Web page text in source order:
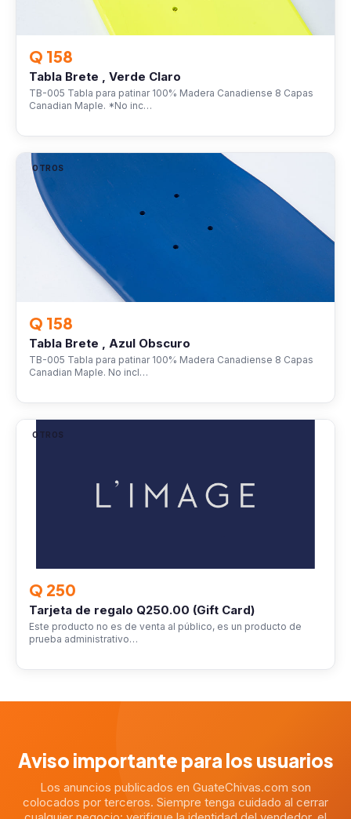
Q 158
Tabla Brete , Verde Claro
TB-005 Tabla para patinar 100% Madera Canadiense 8 Capas
Canadian Maple. *No inc…
OTROS
Q 158
Tabla Brete , Azul Obscuro
TB-005 Tabla para patinar 100% Madera Canadiense 8 Capas
Canadian Maple. No incl…
OTROS
Q 250
Tarjeta de regalo Q250.00 (Gift Card)
Este producto no es de venta al público, es un producto de
prueba administrativo…
Aviso importante para los usuarios
Los anuncios publicados en GuateChivas.com son
colocados por terceros. Siempre tenga cuidado al cerrar